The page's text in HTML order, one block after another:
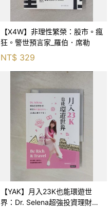
【X4W】非理性繁榮：股市。瘋
狂。警世預言家_羅伯．席勒
NT$ 329
【YAK】月入23K也能環遊世
界：Dr. Selena超強投資理財